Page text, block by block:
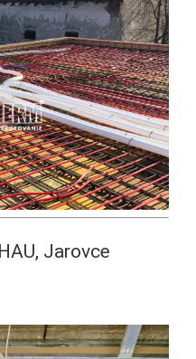
Jarovce